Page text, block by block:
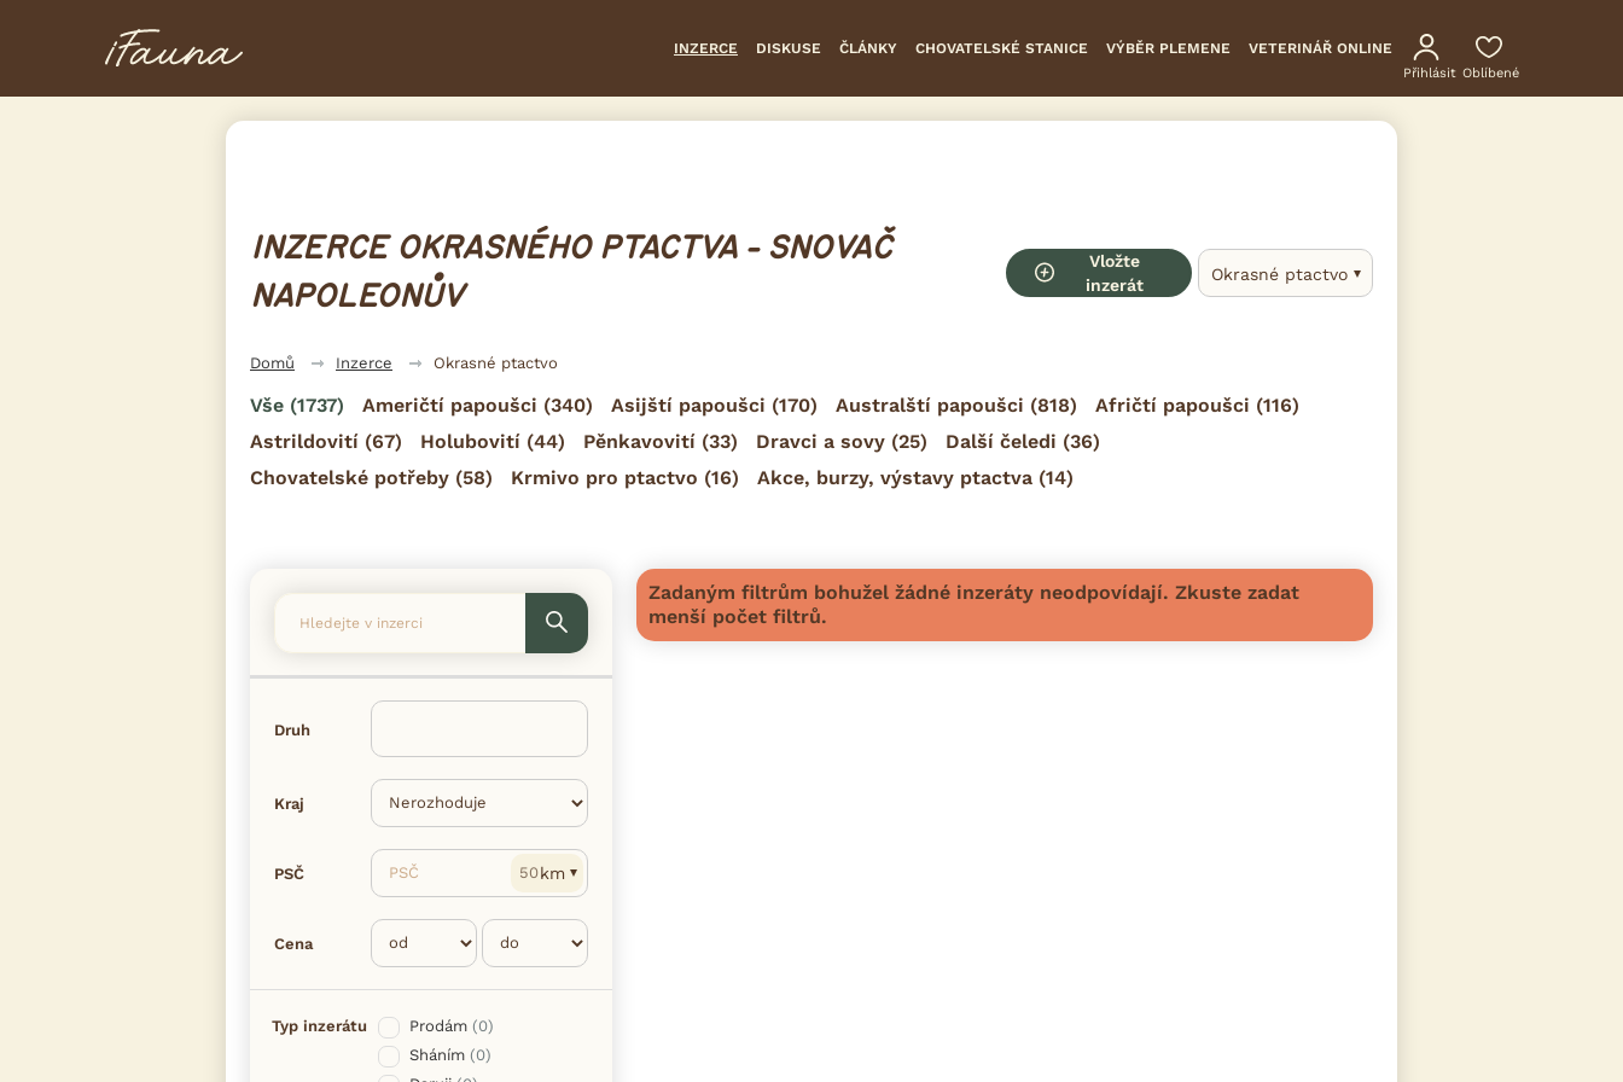
INZERCE DISKUSE ČLÁNKY CHOVATELSKÉ STANICE VÝBĚR PLEMENE VETERINÁŘ ONLINE
Přihlásit Oblíbené
INZERCE OKRASNÉHO PTACTVA - SNOVAČ
NAPOLEONŮV
Vložte
inzerát
Okrasné ptactvo
Domů Inzerce Okrasné ptactvo
Vše (1737) Američtí papoušci (340) Asijští papoušci (170) Australští papoušci (818) Afričtí papoušci (116)
Astrildovití (67) Holubovití (44) Pěnkavovití (33) Dravci a sovy (25) Další čeledi (36)
Chovatelské potřeby (58) Krmivo pro ptactvo (16) Akce, burzy, výstavy ptactva (14)
Druh
Kraj
PSČ PSČ km
Cena
Typ inzerátu Prodám (0)
Sháním (0)
Zadaným filtrům bohužel žádné inzeráty neodpovídají. Zkuste zadat
menší počet filtrů.